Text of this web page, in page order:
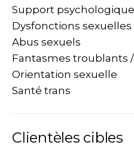
Support psychologique
Dysfonctions sexuelles
Abus sexuels
Fantasmes troublants
Orientation sexuelle
Santé trans
Clientèles cibles